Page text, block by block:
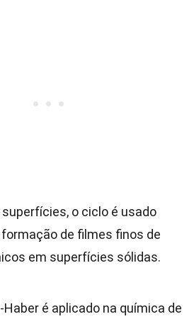
o ciclo é usado
de filmes finos de
em superfícies sólidas.
Haber é aplicado na química de